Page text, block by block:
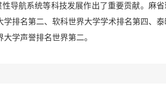
导航系统等科技发展作出了重要贡献。麻省
排名第二、软科世界大学学术排名第四、
学声誉排名世界第二。